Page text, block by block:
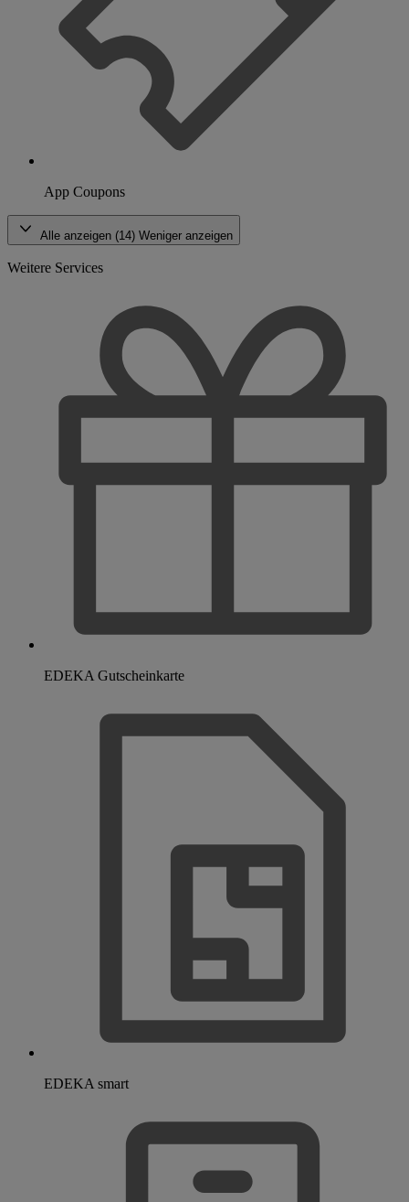
App Coupons
Alle anzeigen (14) Weniger anzeigen
Weitere Services
EDEKA Gutscheinkarte
EDEKA smart